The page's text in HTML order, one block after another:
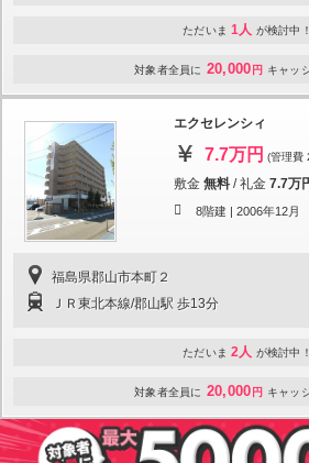
ただいま 1人 が検討中！
対象者全員に 20,000 円 キャッ
エクセレンシィ
7.7万円 (管理費
敷金 無料 /礼金 7.7万
8階建 | 2006年12月
福島県郡山市本町２
ＪＲ東北本線/郡山駅 歩13分
ただいま 2人 が検討中！
対象者全員に 20,000 円 キャッ